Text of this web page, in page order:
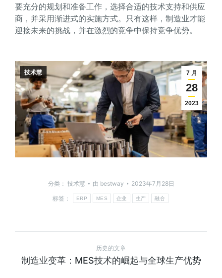
要充分的规划和准备工作，选择合适的技术支持和供应
商，并采用渐进式的实施方式。只有这样，制造业才能
迎接未来的挑战，并在激烈的竞争中保持竞争优势。
7 月
28
2023
技术慧
分类： 技术慧 由 bestway
2023年7月28日
标签：
ERP MES 企业 生产 融合
历史的文章
制造业变革：MES技术的崛起与全球生产优势